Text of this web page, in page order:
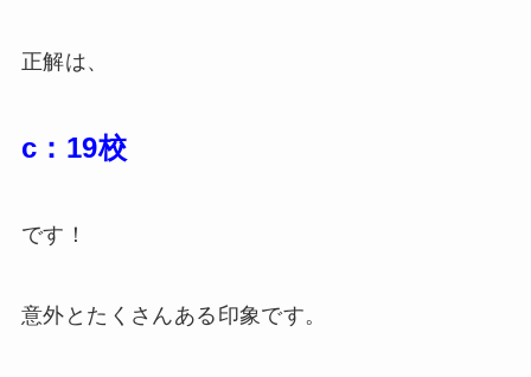
正解は、
c：19校
です！
意外とたくさんある印象です。